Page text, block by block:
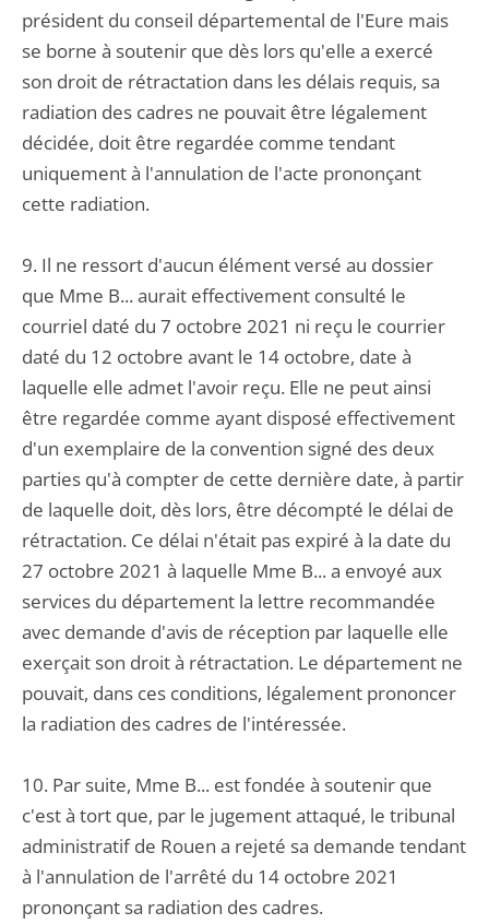
président du conseil départemental de l'Eure mais
se borne à soutenir que dès lors qu'elle a exercé
son droit de rétractation dans les délais requis, sa
radiation des cadres ne pouvait être légalement
décidée, doit être regardée comme tendant
uniquement à l'annulation de l'acte prononçant
cette radiation.
9. Il ne ressort d'aucun élément versé au dossier
que Mme B... aurait effectivement consulté le
courriel daté du 7 octobre 2021 ni reçu le courrier
daté du 12 octobre avant le 14 octobre, date à
laquelle elle admet l'avoir reçu. Elle ne peut ainsi
être regardée comme ayant disposé effectivement
d'un exemplaire de la convention signé des deux
parties qu'à compter de cette dernière date, à partir
de laquelle doit, dès lors, être décompté le délai de
rétractation. Ce délai n'était pas expiré à la date du
27 octobre 2021 à laquelle Mme B... a envoyé aux
services du département la lettre recommandée
avec demande d'avis de réception par laquelle elle
exerçait son droit à rétractation. Le département ne
pouvait, dans ces conditions, légalement prononcer
la radiation des cadres de l'intéressée.
10. Par suite, Mme B... est fondée à soutenir que
c'est à tort que, par le jugement attaqué, le tribunal
administratif de Rouen a rejeté sa demande tendant
à l'annulation de l'arrêté du 14 octobre 2021
prononçant sa radiation des cadres.